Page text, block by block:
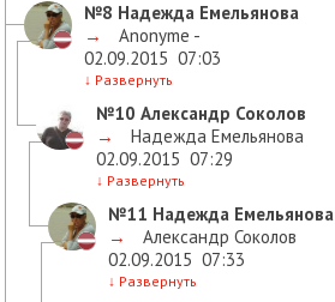
№8 Надежда Емельянова
→
Anonyme -
02.09.2015 07:03
↓ Развернуть
№10 Александр Соколов
→
Надежда Емельянова
02.09.2015 07:29
↓ Развернуть
№11 Надежда Емельянова
→
Александр Соколов
02.09.2015 07:33
↓ Развернуть